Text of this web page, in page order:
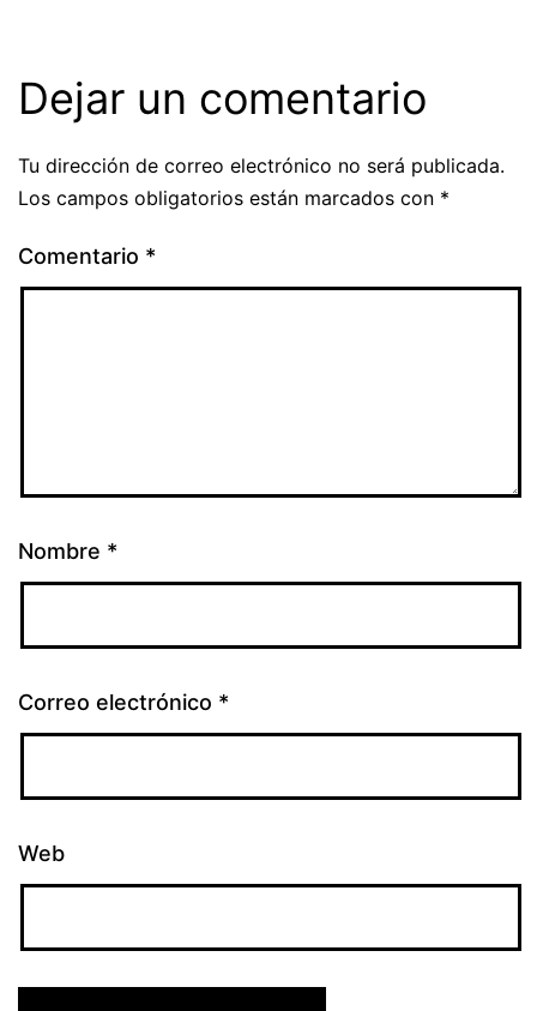
Dejar un comentario
Tu dirección de correo electrónico no será publicada.
Los campos obligatorios están marcados con *
Comentario *
Nombre *
Correo electrónico *
Web